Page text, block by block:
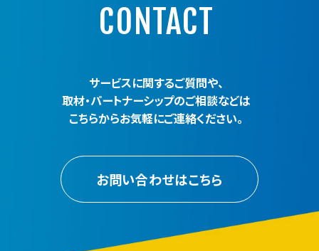
CONTACT
サービスに関するご質問や、
取材・パートナーシップのご相談などは
こちらからお気軽にご連絡ください。
お問い合わせはこちら